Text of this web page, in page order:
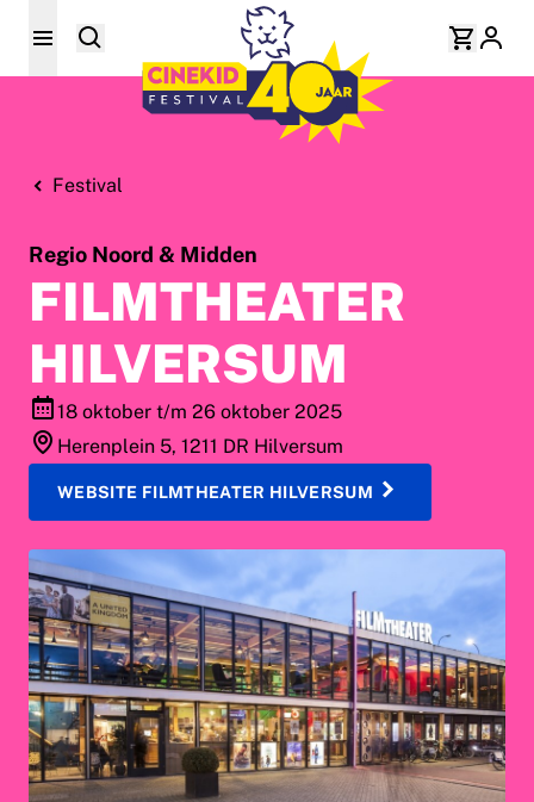
Festival
Regio Noord & Midden
FILMTHEATER
HILVERSUM
18 oktober t/m 26 oktober 2025
Herenplein 5, 1211 DR Hilversum
WEBSITE FILMTHEATER HILVERSUM